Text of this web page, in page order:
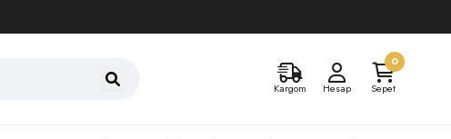
Kargom Hesap
0
Sepet